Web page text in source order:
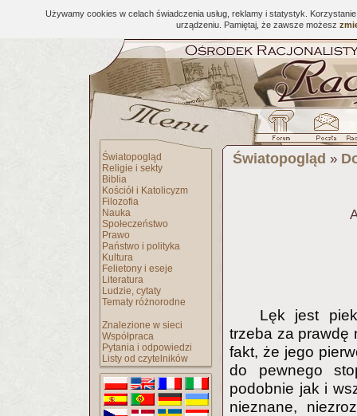
Używamy cookies w celach świadczenia usług, reklamy i statystyk.
urządzeniu. Pamiętaj, że zawsze możesz
Światopogląd
Religie i sekty
Biblia
Kościół i Katolicyzm
Filozofia
Nauka
Społeczeństwo
Prawo
Państwo i polityka
Kultura
Felietony i eseje
Literatura
Ludzie, cytaty
Tematy różnorodne
Znalezione w sieci
Współpraca
Pytania i odpowiedzi
Listy od czytelników
Światopogląd »
Lęk jest
trzeba za prawdę
fakt, że jego
do pewnego
podobnie jak i
nieznane,